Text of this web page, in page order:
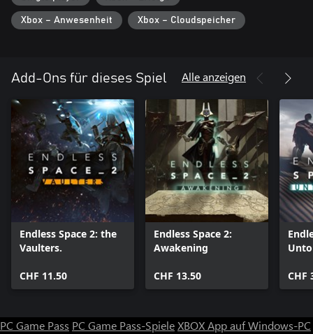
Xbox – Anwesenheit Xbox – Cloudspeicher
Add-Ons für dieses Spiel Alle anzeigen
Endless Space 2: the
Vaulters.
CHF 11.50
Endless Space 2:
Awakening
CHF 13.50 CHF
PC Game Pass PC Game Pass-SpieleXBOX App auf Windows-PC